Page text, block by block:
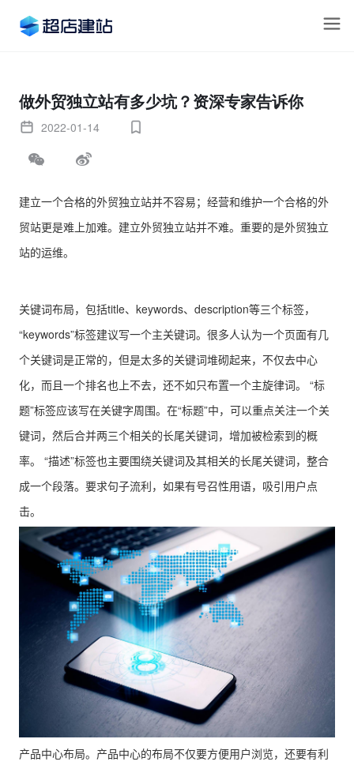
做外贸独立站有多少坑？资深专家告诉你
2022-01-14
建立一个合格的外贸独立站并不容易；经营和维护一个合格的外
贸站更是难上加难。建立外贸独立站并不难。重要的是外贸独立
站的运维。
关键词布局，包括title、keywords、description等三个标签，
“keywords”标签建议写一个主关键词。很多人认为一个页面有几
个关键词是正常的，但是太多的关键词堆砌起来，不仅去中心
化，而且一个排名也上不去，还不如只布置一个主旋律词。 “标
题”标签应该写在关键字周围。在“标题”中，可以重点关注一个关
键词，然后合并两三个相关的长尾关键词，增加被检索到的概
率。 “描述”标签也主要围绕关键词及其相关的长尾关键词，整合
成一个段落。要求句子流利，如果有号召性用语，吸引用户点
击。
产品中心布局。产品中心的布局不仅要方便用户浏览，还要有利